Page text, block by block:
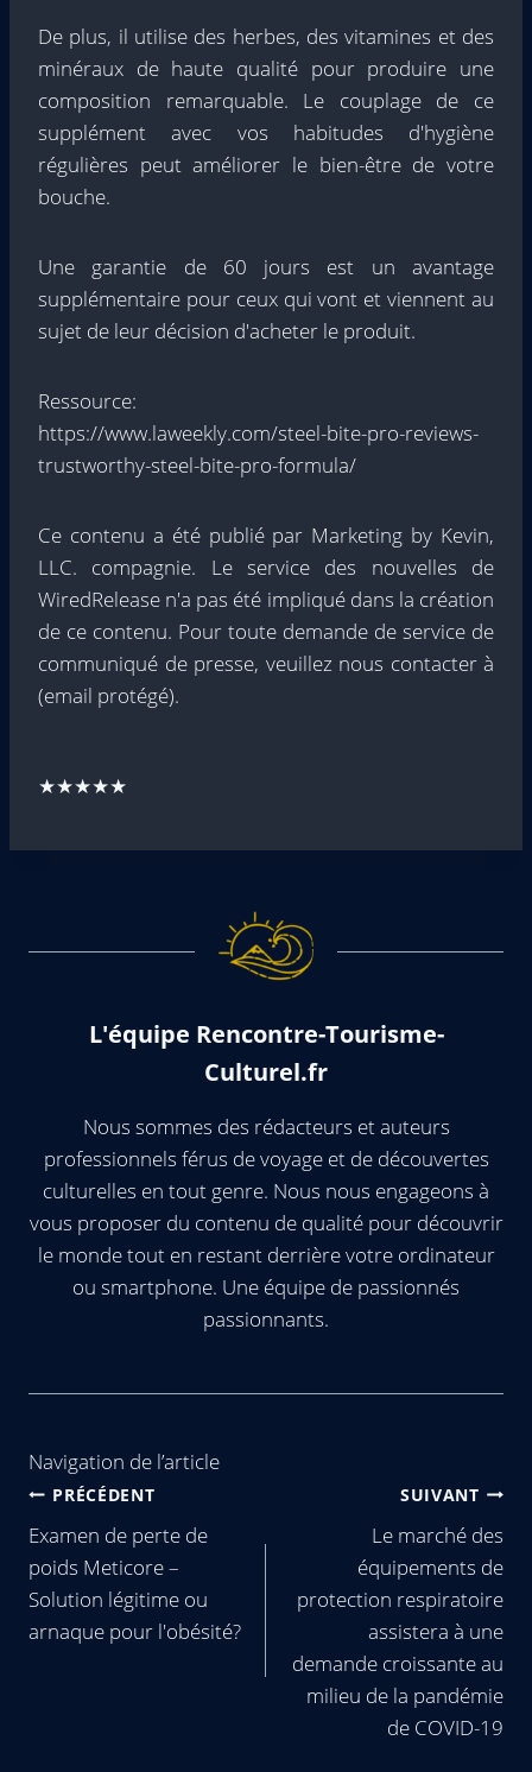
De plus, il utilise des herbes, des vitamines et des
minéraux de haute qualité pour produire une
composition remarquable. Le couplage de ce
supplément avec vos habitudes d'hygiène
régulières peut améliorer le bien-être de votre
bouche.
Une garantie de 60 jours est un avantage
supplémentaire pour ceux qui vont et viennent au
sujet de leur décision d'acheter le produit.
Ressource:
https://www.laweekly.com/steel-bite-pro-reviews-
trustworthy-steel-bite-pro-formula/
Ce contenu a été publié par Marketing by Kevin,
LLC. compagnie. Le service des nouvelles de
WiredRelease n'a pas été impliqué dans la création
de ce contenu. Pour toute demande de service de
communiqué de presse, veuillez nous contacter à
(email protégé).
★★★★★
L'équipe Rencontre-Tourisme-
Culturel.fr
Nous sommes des rédacteurs et auteurs
professionnels férus de voyage et de découvertes
culturelles en tout genre. Nous nous engageons à
vous proposer du contenu de qualité pour découvrir
le monde tout en restant derrière votre ordinateur
ou smartphone. Une équipe de passionnés
passionnants.
Navigation de l’article
PRÉCÉDENT
Examen de perte de
poids Meticore –
Solution légitime ou
arnaque pour l'obésité?
SUIVANT
Le marché des
équipements de
protection respiratoire
assistera à une
demande croissante au
milieu de la pandémie
de COVID-19